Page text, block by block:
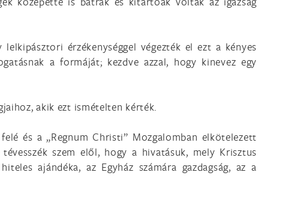
érzékenységgel végezték el ezt a kényes
a formáját; kezdve azzal, hogy kinevez egy
akik ezt ismételten kérték.
és a „Regnum Christi” Mozgalomban elkötelezett
szem elől, hogy a hivatásuk, mely Krisztus
ajándéka, az Egyház számára gazdagság, az a